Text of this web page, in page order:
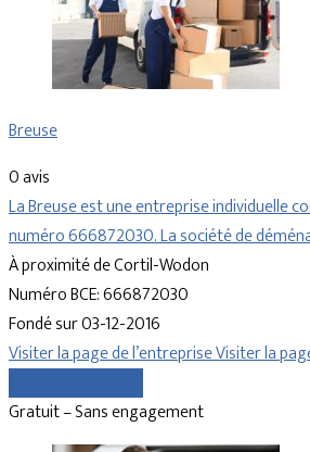
Breuse
0 avis
La Breuse est une entreprise individuelle
numéro 666872030. La société de
À proximité de Cortil-Wodon
Numéro BCE: 666872030
Fondé sur 03-12-2016
Visiter la page de l’entrepriseVisiter la
Gratuit – Sans engagement